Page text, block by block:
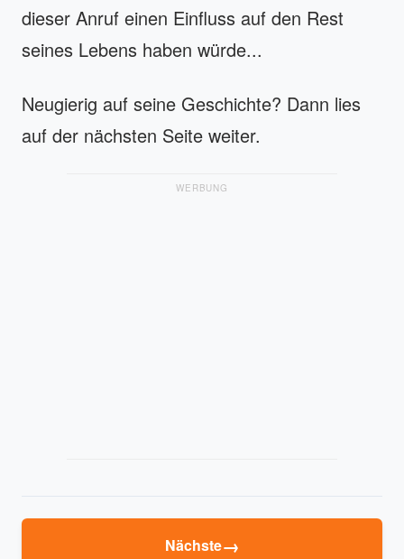
dieser Anruf einen Einfluss auf den Rest
seines Lebens haben würde...
Neugierig auf seine Geschichte? Dann lies
auf der nächsten Seite weiter.
WERBUNG
Nächste→